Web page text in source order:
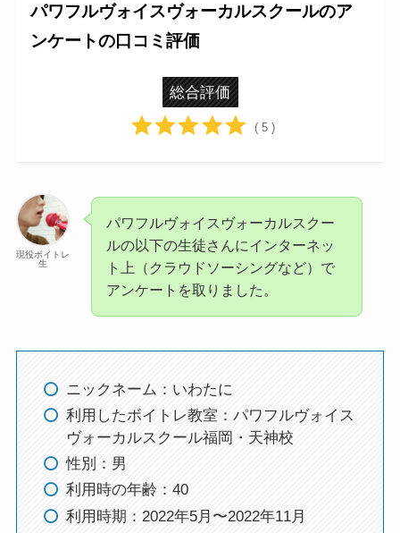
パワフルヴォイスヴォーカルスクールのア
ンケートの口コミ評価
総合評価
( 5 )
現役ボイトレ
生
パワフルヴォイスヴォーカルスクー
ルの以下の生徒さんにインターネッ
ト上（クラウドソーシングなど）で
アンケートを取りました。
ニックネーム：いわたに
利用したボイトレ教室：パワフルヴォイス
ヴォーカルスクール福岡・天神校
性別：男
利用時の年齢：40
利用時期：2022年5月〜2022年11月